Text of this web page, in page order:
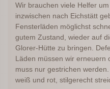
Wir brauchen viele Helfer um
inzwischen nach Eichstätt
Fensterläden möglichst
gutem Zustand, wieder auf
Glorer-Hütte zu bringen.
Läden müssen wir erneuern
muss nur gestrichen
weiß und rot, stilgerecht